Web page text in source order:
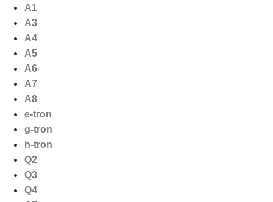
naar
inhoud
A1
A3
A4
A5
A6
A7
A8
e-tron
g-tron
h-tron
Q2
Q3
Q4